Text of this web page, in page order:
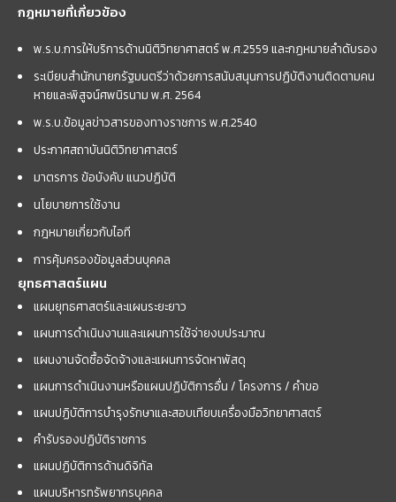
กฎหมายที่เกี่ยวข้อง
พ.ร.บ.การให้บริการด้านนิติวิทยาศาสตร์ พ.ศ.2559 และกฏหมายลำดับรอง
ระเบียบสำนักนายกรัฐมนตรีว่าด้วยการสนับสนุนการปฏิบัติงานติดตามคน
หายและพิสูจน์ศพนิรนาม พ.ศ. 2564
พ.ร.บ.ข้อมูลข่าวสารของทางราชการ พ.ศ.2540
ประกาศสถาบันนิติวิทยาศาสตร์
มาตรการ ข้อบังคับ แนวปฏิบัติ
นโยบายการใช้งาน
กฎหมายเกี่ยวกับไอที
การคุ้มครองข้อมูลส่วนบุคคล
ยุทธศาสตร์แผน
แผนยุทธศาสตร์และแผนระยะยาว
แผนการดำเนินงานและแผนการใช้จ่ายงบประมาณ
แผนงานจัดซื้อจัดจ้างและแผนการจัดหาพัสดุ
แผนการดำเนินงานหรือแผนปฏิบัติการอื่น / โครงการ / คำขอ
แผนปฏิบัติการบำรุงรักษาและสอบเทียบเครื่องมือวิทยาศาสตร์
คำรับรองปฏิบัติราชการ
แผนปฏิบัติการด้านดิจิทัล
แผนบริหารทรัพยากรบุคคล